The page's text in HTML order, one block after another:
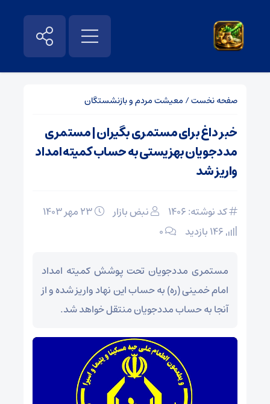
صفحه نخست/ معیشت مردم و بازنشستگان
خبر داغ برای مستمری بگیران | مستمری
مددجویان بهزیستی به حساب کمیته امداد
واریز شد
کد نوشته: 1406 نبض بازار
۰
مستمری مددجویان تحت پوشش کمیته امداد
امام خمینی (ره) به حساب این نهاد واریز شده و از
آنجا به حساب مددجویان منتقل خواهد شد.